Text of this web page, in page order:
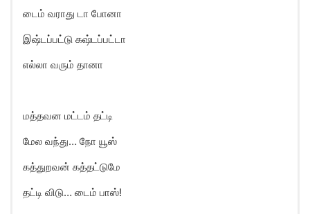
டைம் வராது டா போனா
இஷ்டப்பட்டு கஷ்டப்பட்டா
எல்லா வரும் தானா
மத்தவன மட்டம் தட்டி
மேல வந்து… நோ யூஸ்
கத்துறவன் கத்தட்டுமே
தட்டி விடு… டைம் பாஸ்!